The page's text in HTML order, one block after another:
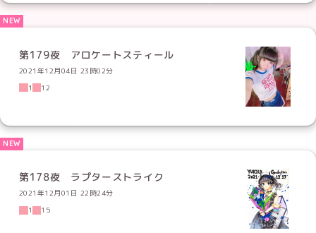
第179夜 アロケートスティール
2021年12月04日 23時02分
1
12
第178夜 ラプターストライク
2021年12月01日 22時24分
1
15